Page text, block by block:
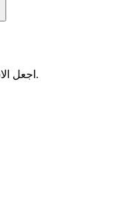
اجعل الاستكشاف أسهل، واجعل الحياة أكثر ثراءً.